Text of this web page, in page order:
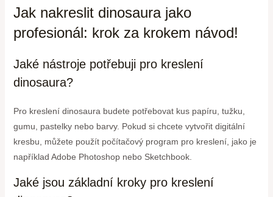
Jak nakreslit dinosaura jako
profesionál: krok za krokem návod!
Jaké nástroje potřebuji pro kreslení
dinosaura?
Pro kreslení dinosaura budete potřebovat kus papíru, tužku,
gumu, pastelky nebo barvy. Pokud si chcete vytvořit digitální
kresbu, můžete použít počítačový program pro kreslení, jako je
například Adobe Photoshop nebo Sketchbook.
Jaké jsou základní kroky pro kreslení